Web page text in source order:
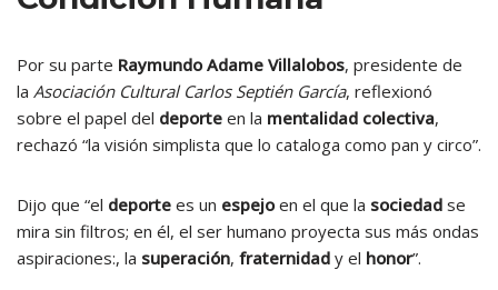
Por su parte Raymundo Adame Villalobos, presidente de
la Asociación Cultural Carlos Septién García, reflexionó
sobre el papel del deporte en la mentalidad colectiva,
rechazó “la visión simplista que lo cataloga como pan y circo”.
Dijo que “el deporte es un espejoen el que la sociedad se
mira sin filtros; en él, el ser humano proyecta sus más ondas
aspiraciones:, la superación, fraternidad y el honor”.